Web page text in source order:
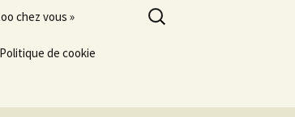
chez vous »
Politique de cookie
Rechercher :